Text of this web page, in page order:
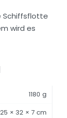
Schiffsflotte
wird es
1180 g
25 × 32 × 7 cm